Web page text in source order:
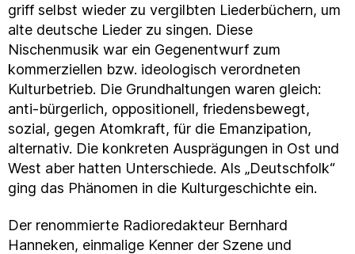
griff selbst wieder zu vergilbten Liederbüchern, um
alte deutsche Lieder zu singen. Diese
Nischenmusik war ein Gegenentwurf zum
kommerziellen bzw. ideologisch verordneten
Kulturbetrieb. Die Grundhaltungen waren gleich:
anti-bürgerlich, oppositionell, friedensbewegt,
sozial, gegen Atomkraft, für die Emanzipation,
alternativ. Die konkreten Ausprägungen in Ost und
West aber hatten Unterschiede. Als „Deutschfolk“
ging das Phänomen in die Kulturgeschichte ein.
Der renommierte Radioredakteur Bernhard
Hanneken, einmalige Kenner der Szene und